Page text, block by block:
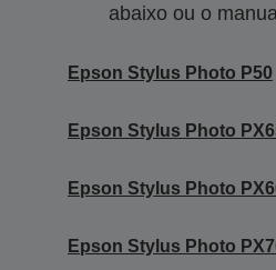
abaixo ou o
Epson Stylus Photo P50
Epson Stylus Photo
Epson Stylus Photo
Epson Stylus Photo